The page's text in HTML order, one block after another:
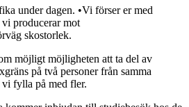
under dagen. •Vi förser er med
producerar mot
skostorlek.
möjligt möjligheten att ta del av
på två personer från samma
fylla på med fler.